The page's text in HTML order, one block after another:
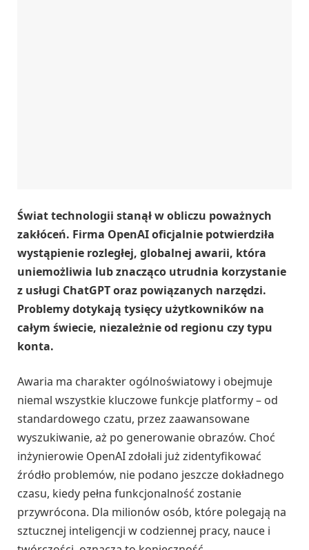
Świat technologii stanął w obliczu poważnych
zakłóceń. Firma OpenAI oficjalnie potwierdziła
wystąpienie rozległej, globalnej awarii, która
uniemożliwia lub znacząco utrudnia korzystanie
z usługi ChatGPT oraz powiązanych narzędzi.
Problemy dotykają tysięcy użytkowników na
całym świecie, niezależnie od regionu czy typu
konta.
Awaria ma charakter ogólnoświatowy i obejmuje
niemal wszystkie kluczowe funkcje platformy – od
standardowego czatu, przez zaawansowane
wyszukiwanie, aż po generowanie obrazów. Choć
inżynierowie OpenAI zdołali już zidentyfikować
źródło problemów, nie podano jeszcze dokładnego
czasu, kiedy pełna funkcjonalność zostanie
przywrócona. Dla milionów osób, które polegają na
sztucznej inteligencji w codziennej pracy, nauce i